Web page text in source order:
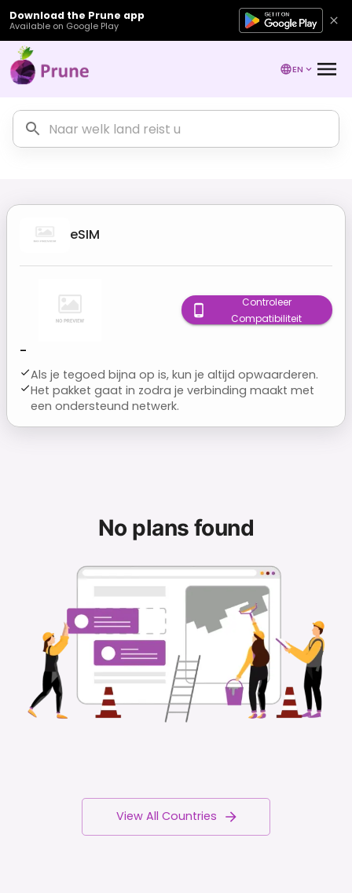
Download the Prune app
Available on Google Play
EN
eSIM
-
Als je tegoed bijna op is, kun je altijd opwaarderen.
Het pakket gaat in zodra je verbinding maakt met
een ondersteund netwerk.
Controleer
Compatibiliteit
No plans found
View All Countries